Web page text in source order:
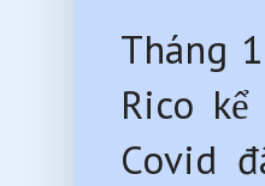
Tháng
Rico
Covid